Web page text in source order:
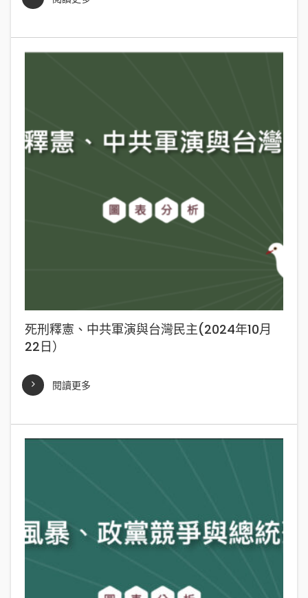
死刑釋憲、中共軍演與台灣民主(2024年10月
22日）
閱讀更多